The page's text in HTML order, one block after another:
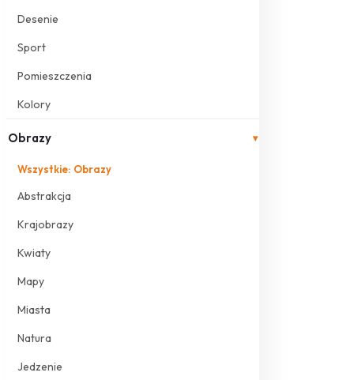
Desenie
Sport
Pomieszczenia
Kolory
Obrazy ▾
Wszystkie: Obrazy
Abstrakcja
Krajobrazy
Kwiaty
Mapy
Miasta
Natura
Jedzenie